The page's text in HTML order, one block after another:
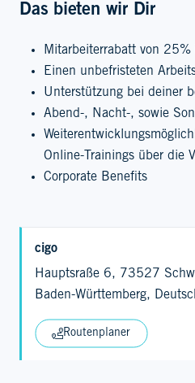
Das bieten wir Dir
Mitarbeiterrabatt von
Einen unbefristeten
Unterstützung bei deiner
Abend-, Nacht-, sowie
Online-Trainings über die
Corporate Benefits
cigo
Hauptsraße 6, 73527
Baden-Württemberg,
Routenplaner